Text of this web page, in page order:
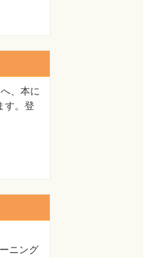
、本に
す。登
ニング